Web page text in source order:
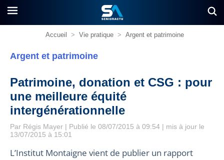
Accueil > Vie pratique > Argent et patrimoine
Argent et patrimoine
Patrimoine, donation et CSG : pour
une meilleure équité
intergénérationnelle
Par Régis Mayer | Publié le 08/07/2015 à 09:54 | mis à jour le
13/07/2015 à 15:01
L’Institut Montaigne vient de publier un rapport